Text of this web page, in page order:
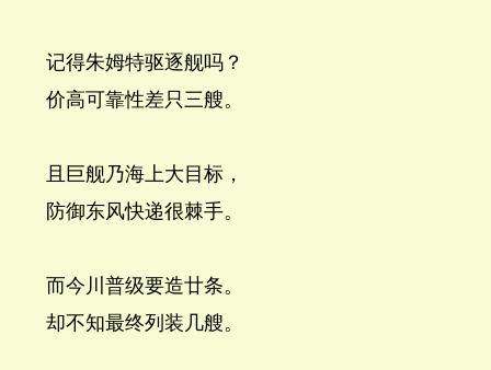
记得朱姆特驱逐舰吗？
价高可靠性差只三艘。
且巨舰乃海上大目标，
防御东风快递很棘手。
而今川普级要造廿条。
却不知最终列装几艘。